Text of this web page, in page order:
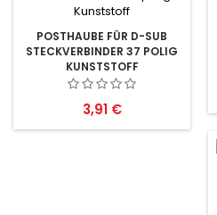
POSTHAUBE FÜR D-SUB
STECKVERBINDER 37 POLIG
KUNSTSTOFF
Preis
3,91 €